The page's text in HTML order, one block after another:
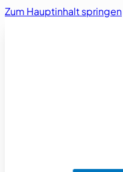
Zum Hauptinhalt springen